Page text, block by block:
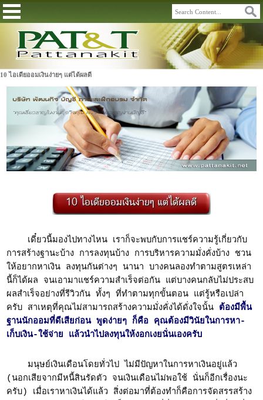
10 ไอเดียออมเงินง่ายๆ แต่ได้ผลดี
เดี๋ยวนี้มองไปทางไหน เราก็จะพบกับการแชร์ความรู้เกี่ยวกับ
การสร้างฐานะบ้าง การลงทุนบ้าง การบริหารความมั่งคั่งบ้าง ชวน
ให้อยากหาเงิน ลงทุนกันต่างๆ นานา บางคนลองทำตามสูตรเหล่า
นี้ก็ได้ผล จนเอามาแชร์ความสำเร็จต่อกัน แต่บางคนกลับไม่ประสบ
ผลสำเร็จอย่างที่รีวิวกัน ทั้งๆ ที่ทำตามทุกขั้นตอน แต่รู้หรือเปล่า
ครับ สาเหตุที่คุณไม่สามารถสร้างความมั่งคั่งได้ดั่งใจนั้น
ต้องมีพื้น
ฐานนักออมที่ดีเสียก่อน พูดง่ายๆ ก็คือ คุณต้องมีวินัยในการหา-
เก็บเงิน-ใช้จ่าย แล้วนำไปลงทุนให้งอกเงยนั่นเองครับ
มนุษย์เงินเดือนโดยทั่วไป ไม่มีปัญหาในการหาเงินอยู่แล้ว
(นอกเสียจากมีหนี้สินรัดตัว จนเงินเดือนไม่พอใช้ นั่นก็อีกเรื่องนะ
ครับ) เมื่อเราหาเงินได้แล้ว สิ่งต่อมาที่ต้องทำก็คือการจัดสรรสร้าง